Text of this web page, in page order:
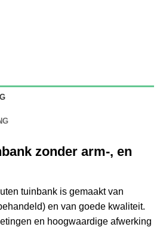
zonder arm-, en
tuinbank is gemaakt van
en van goede kwaliteit.
en hoogwaardige afwerking